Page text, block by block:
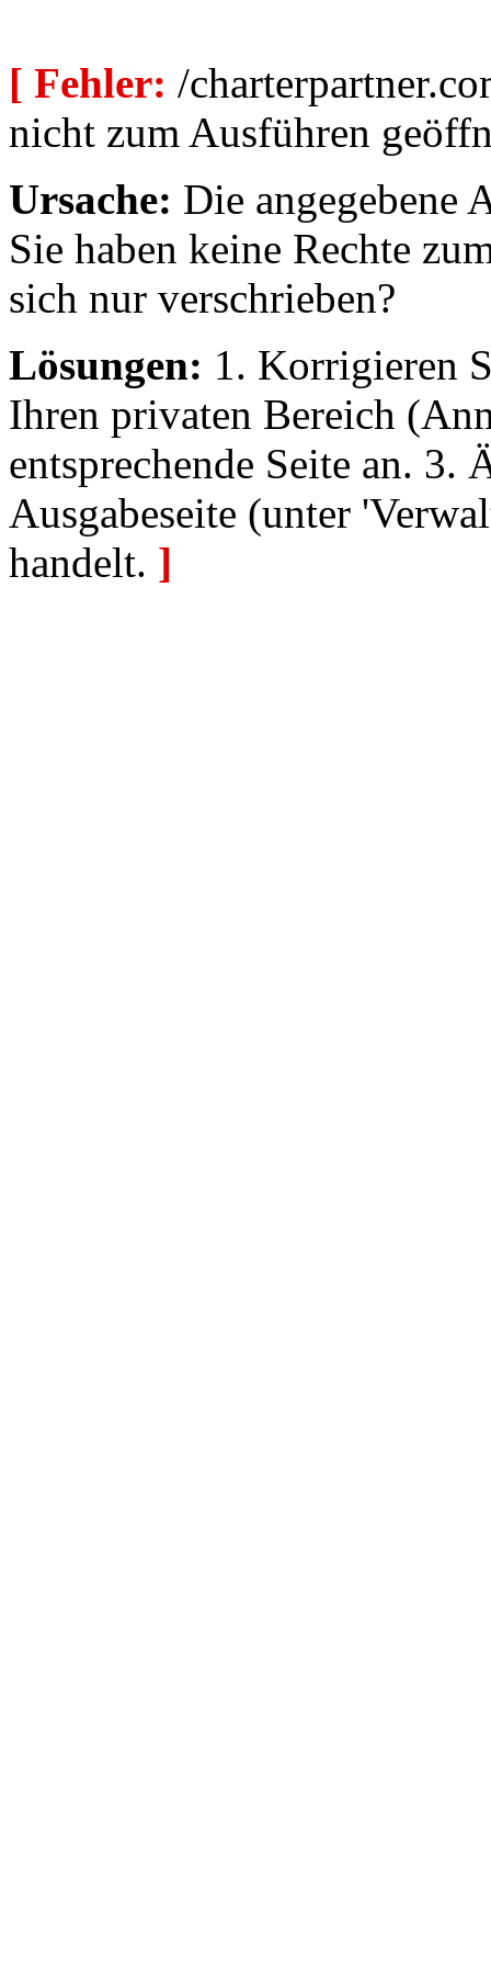
[ Fehler: /
nicht zum Ausführen
Ursache: Die angegebene
Sie haben keine Rechte
sich nur verschrieben?
Lösungen: 1. Korrigieren
Ihren privaten Bereich
entsprechende Seite an. 3.
Ausgabeseite (unter
handelt. ]